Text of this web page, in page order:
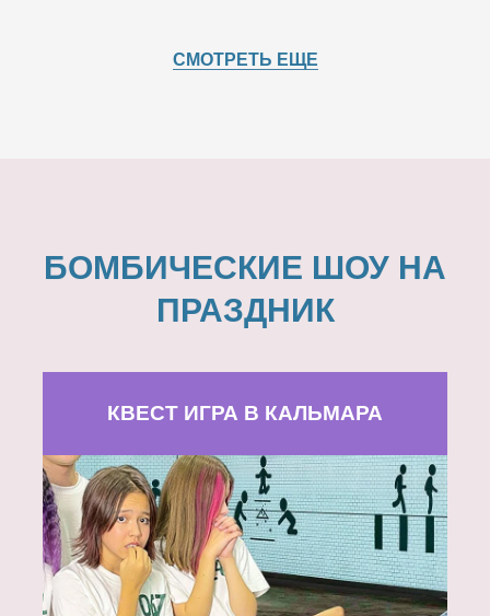
СМОТРЕТЬ ЕЩЕ
БОМБИЧЕСКИЕ ШОУ НА
ПРАЗДНИК
КВЕСТ ИГРА В КАЛЬМАРА